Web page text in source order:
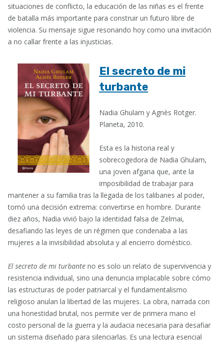
situaciones de conflicto, la educación de las niñas es el frente
de batalla más importante para construir un futuro libre de
violencia. Su mensaje sigue resonando hoy como una invitación
a no callar frente a las injusticias.
El secreto de mi
turbante
Nadia Ghulam y Agnès Rotger.
Planeta, 2010.
Esta es la historia real y
sobrecogedora de Nadia Ghulam,
una joven afgana que, ante la
imposibilidad de trabajar para
mantener a su familia tras la llegada de los talibanes al poder,
tomó una decisión extrema: convertirse en hombre. Durante
diez años, Nadia vivió bajo la identidad falsa de Zelmai,
desafiando las leyes de un régimen que condenaba a las
mujeres a la invisibilidad absoluta y al encierro doméstico.
El secreto de mi turbante no es solo un relato de supervivencia y
resistencia individual, sino una denuncia implacable sobre cómo
las estructuras de poder patriarcal y el fundamentalismo
religioso anulan la libertad de las mujeres. La obra, narrada con
una honestidad brutal, nos permite ver de primera mano el
costo personal de la guerra y la audacia necesaria para desafiar
un sistema diseñado para silenciarlas. Es una lectura esencial